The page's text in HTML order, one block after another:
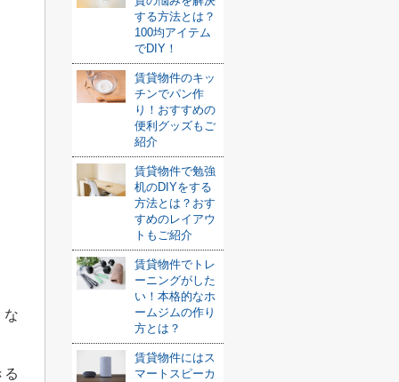
な
る
する方法とは？
100均アイテム
でDIY！
賃貸物件のキッ
チンでパン作
り！おすすめの
便利グッズもご
紹介
賃貸物件で勉強
机のDIYをする
方法とは？おす
すめのレイアウ
トもご紹介
賃貸物件でトレ
ーニングがした
い！本格的なホ
ームジムの作り
方とは？
賃貸物件にはス
マートスピーカ